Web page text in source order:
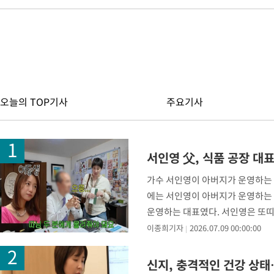
-21252초 전 >[속보] 7월 중국 수출 23.9%↑ 수입 27.5%↑…무역총액
-11835초 전 >
[속보]경찰·노동부, HL만도 평택사업장 끼임 사망 관련 압수
압수수색
-11471초 전 >[속보]원·달러 환율, 오전 9시 1423.8원
-11267초 전 >[속보]삼성전자·SK하이닉스 동반 강보합…1%대 상승 출발
-11253초 전 >[속보]코스닥, 5.95포인트(0.74%) 상승한 807.62개장
-11221초 전 >[속보]코스피, 6300선 재탈환…1.09% 오른 6365.07 개장
-8386초 전 >시리아 다마스쿠스 교외에서 미니버스 폭발.. 14명 부상, 3명은
-7684초 전 >입추에도 극한더위…서울 낮 39도 '폭염중대경보'
-2648초 전 >이란, 호르무즈서 "적국 목표물들"과 대치로 남부 케슘섬에서
례 큰 폭발음
-31703초 전 >
[속보]종합특검, '계엄 수용공간 확보' 신용해 前교정본부장
오늘의 TOP기사 주요기사
서인영 父, 식품 공장 대
가수 서인영이 아버지가 운영하
에는 서인영이 아버지가 운영하
운영하는 대표였다. 서인영은 또
장을
이종희기자 2026.07.09 00:00:00
신지, 충격적인 건강 상